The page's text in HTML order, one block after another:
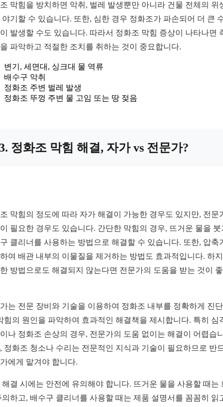
막힘을 방치하면 악취, 벌레 발생뿐만 아니라 건물 전체의 위
야기할 수 있습니다. 또한, 심한 경우 정화조가 파손되어 더 큰
발생할 수도 있습니다. 따라서 정화조 막힘 증상이 나타나면
파악하고 적절한 조치를 취하는 것이 중요합니다.
변기, 세면대, 싱크대 물 역류
배수구 악취
정화조 주변 벌레 발생
정화조 뚜껑 주변 물 고임 또는 땅 젖음
정화조 막힘 해결, 자가 vs 전문가?
막힘의 정도에 따라 자가 해결이 가능한 경우도 있지만, 전문
필요한 경우도 있습니다. 간단한 막힘의 경우, 뜨거운 물을 붓
클리너를 사용하는 방법으로 해결할 수 있습니다. 또한, 압축
여 배관 내부의 이물질을 제거하는 방법도 효과적입니다. 하
방법으로도 해결되지 않는다면 전문가의 도움을 받는 것이
는 전문 장비와 기술을 이용하여 정화조 내부를 정확하게 진
힘의 원인을 파악하여 효과적인 해결책을 제시합니다. 특히 심
나 정화조 손상의 경우, 전문가의 도움 없이는 해결이 어렵습
정화조 청소나 수리는 전문적인 지식과 기술이 필요하므로 반
에게 맡겨야 합니다.
해결 시에는 안전에 유의해야 합니다. 뜨거운 물을 사용할 때는
의하고, 배수구 클리너를 사용할 때는 제품 설명서를 꼼꼼히 읽